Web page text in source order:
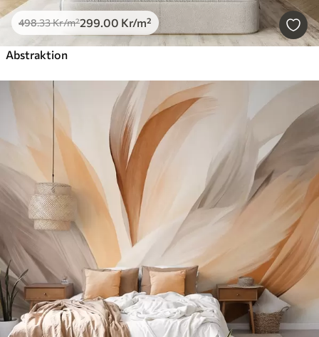
498.33Kr/m²299.00 Kr/m²
Abstraktion